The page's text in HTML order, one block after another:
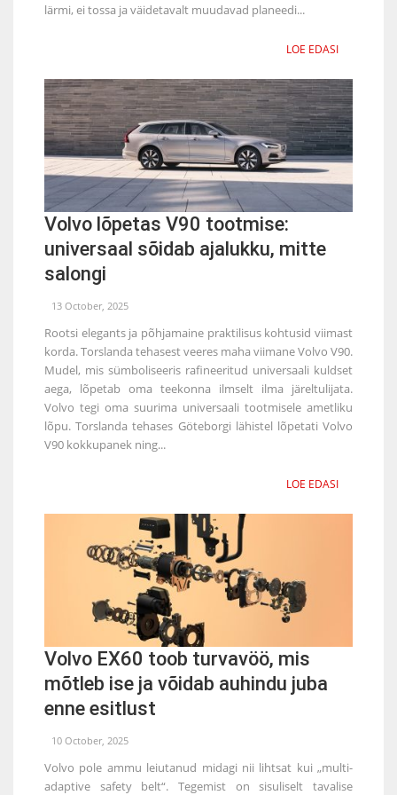
lärmi, ei tossa ja väidetavalt muudavad planeedi...
LOE EDASI
Volvo lõpetas V90 tootmise:
universaal sõidab ajalukku, mitte
salongi
13 October, 2025
Rootsi elegants ja põhjamaine praktilisus kohtusid viimast
korda. Torslanda tehasest veeres maha viimane Volvo V90.
Mudel, mis sümboliseeris rafineeritud universaali kuldset
aega, lõpetab oma teekonna ilmselt ilma järeltulijata.
Volvo tegi oma suurima universaali tootmisele ametliku
lõpu. Torslanda tehases Göteborgi lähistel lõpetati Volvo
V90 kokkupanek ning...
LOE EDASI
Volvo EX60 toob turvavöö, mis
mõtleb ise ja võidab auhindu juba
enne esitlust
10 October, 2025
Volvo pole ammu leiutanud midagi nii lihtsat kui „multi-
adaptive safety belt“. Tegemist on sisuliselt tavalise